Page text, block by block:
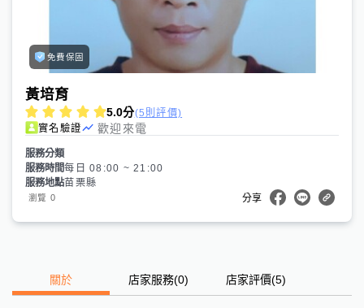
免費保固
黃培育
5.0分(5則評價)
實名驗證
歡迎來電
服務分類
服務時間每日 08:00 ~ 21:00
服務地點苗栗縣
瀏覽 0 分享
關於 店家服務(0) 店家評價(5)